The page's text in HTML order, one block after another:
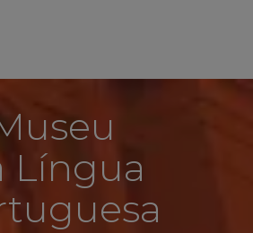
Língua